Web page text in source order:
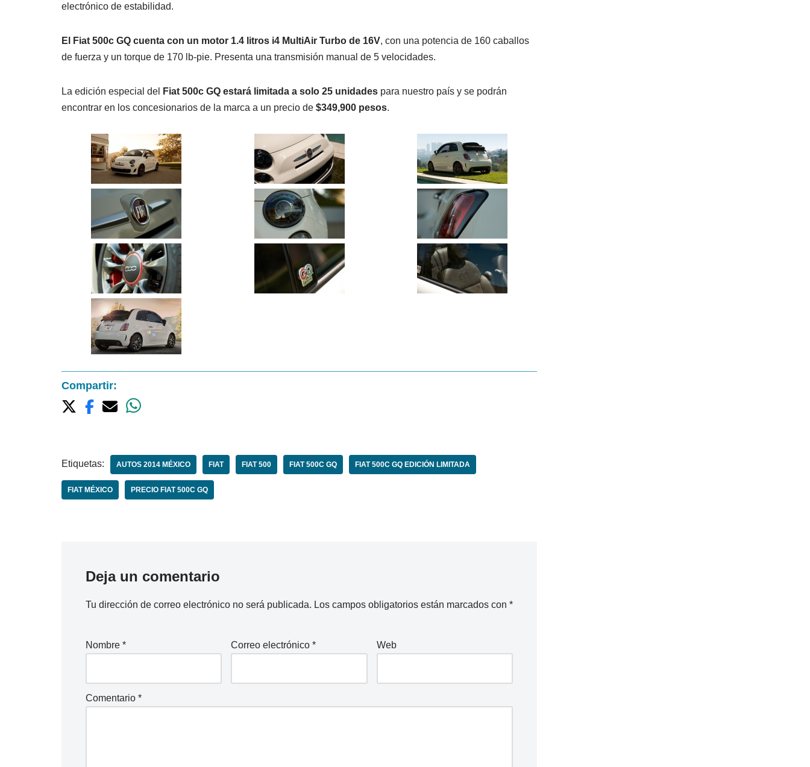
electrónico de estabilidad.
El Fiat 500c GQ cuenta con un motor 1.4 litros i4 MultiAir Turbo de 16V, con una potencia de 160 caballos
de fuerza y un torque de 170 lb-pie. Presenta una transmisión manual de 5 velocidades.
La edición especial del Fiat 500c GQ estará limitada a solo 25 unidades para nuestro país y se podrán
encontrar en los concesionarios de la marca a un precio de $349,900 pesos.
Compartir:
Etiquetas: AUTOS 2014 MÉXICO FIAT FIAT 500 FIAT 500C GQ FIAT 500C GQ EDICIÓN LIMITADA
FIAT MÉXICO PRECIO FIAT 500C GQ
Deja un comentario
Tu dirección de correo electrónico no será publicada. Los campos obligatorios están marcados con *
Nombre * Correo electrónico* Web
Comentario *